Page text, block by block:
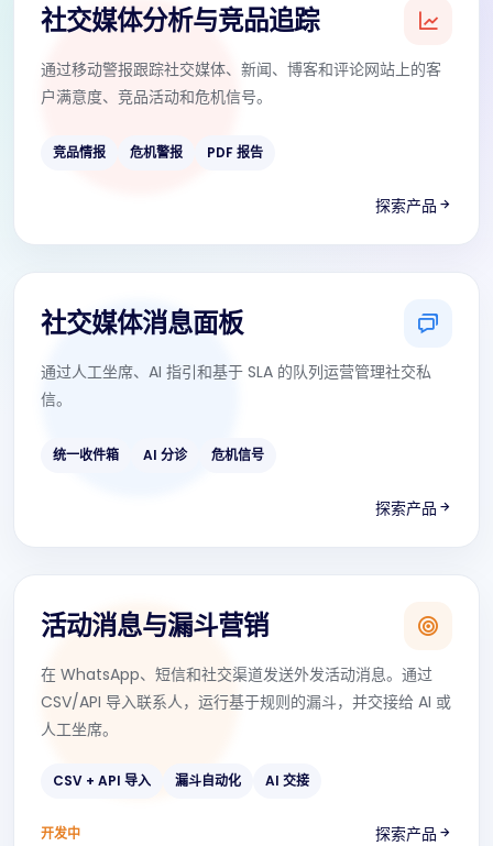
社交媒体分析与竞品追踪
通过移动警报跟踪社交媒体、新闻、博客和评论网站上的客
户满意度、竞品活动和危机信号。
竞品情报 危机警报 PDF 报告
探索产品
社交媒体消息面板
通过人工坐席、AI 指引和基于 SLA 的队列运营管理社交私
信。
统一收件箱 AI 分诊 危机信号
探索产品
活动消息与漏斗营销
在 WhatsApp、短信和社交渠道发送外发活动消息。通过
CSV/API 导入联系人，运行基于规则的漏斗，并交接给 AI 或
人工坐席。
CSV + API 导入 漏斗自动化 AI 交接
开发中 探索产品